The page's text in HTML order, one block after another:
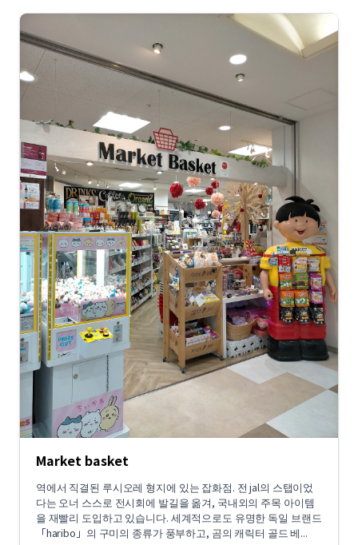
Market basket
역에서 직결된 루시오레 형지에 있는 잡화점. 전 jal의 스탭이었
다는 오너 스스로 전시회에 발길을 옮겨, 국내외의 주목 아이템
을 재빨리 도입하고 있습니다. 세계적으로도 유명한 독일 브랜드
「haribo」의 구미의 종류가 풍부하고, 곰의 캐릭터 골드 베...